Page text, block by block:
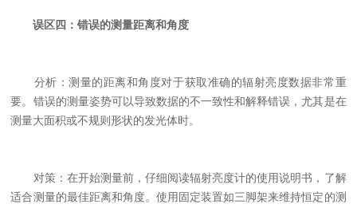
误区四：错误的测量距离和角度
分析：测量的距离和角度对于获取准确的辐射亮度数据非常重
要。错误的测量姿势可以导致数据的不一致性和解释错误，尤其是在
测量大面积或不规则形状的发光体时。
对策：在开始测量前，仔细阅读辐射亮度计的使用说明书，了解
适合测量的最佳距离和角度。使用固定装置如三脚架来维持恒定的测